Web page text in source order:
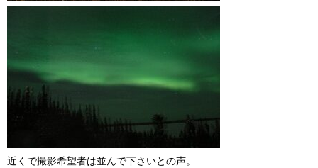
近くで撮影希望者は並んで下さいとの声。